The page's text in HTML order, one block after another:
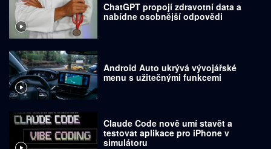
ChatGPT propojí zdravotní data a
nabídne osobnější odpovědi
Android Auto ukrývá vývojářské
menu s užitečnými funkcemi
Claude Code nově umí stavět a
testovat aplikace pro iPhone v
simulátoru